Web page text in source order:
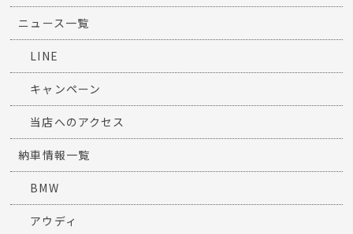
ニュース一覧
LINE
キャンペーン
当店へのアクセス
納車情報一覧
BMW
アウディ